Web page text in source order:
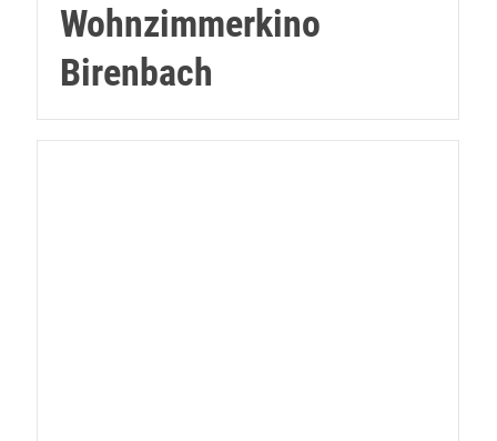
Wohnzimmerkino
Birenbach